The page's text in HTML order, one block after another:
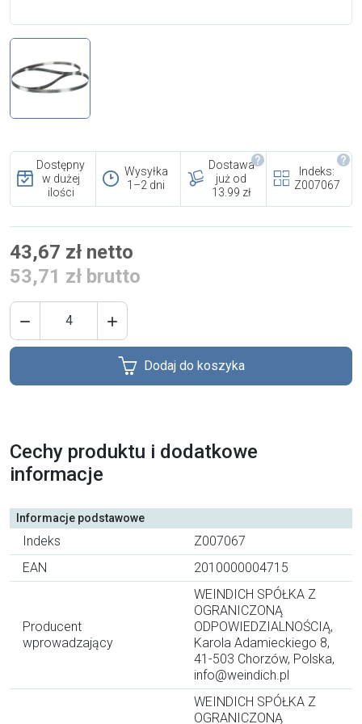
Skontaktuj się z nami
EFA: Historia i oferta
urządzeń dla przetwórstwa
mięsnego
Dostępny
w dużej
ilości
Wysyłka
1–2 dni
Dostawa
już od
13.99 zł
Indeks:
Z007067
43,67 zł netto
53,71 zł brutto
 
Dodaj do koszyka
Cechy produktu i dodatkowe
informacje
Informacje podstawowe
Indeks
Z007067
EAN
2010000004715
Producent
wprowadzający
WEINDICH SPÓŁKA Z
OGRANICZONĄ
ODPOWIEDZIALNOŚCIĄ,
Karola Adamieckiego 8,
41-503 Chorzów, Polska,
info@weindich.pl
WEINDICH SPÓŁKA Z
OGRANICZONĄ